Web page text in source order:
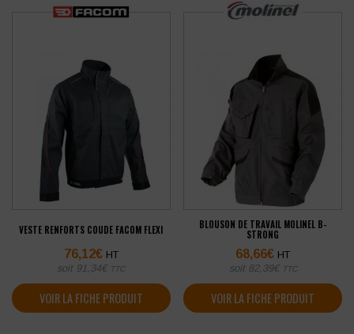
VESTE RENFORTS COUDE FACOM FLEXI
76,12€ HT
soit 91,34€ TTC
VOIR LA FICHE PRODUIT
BLOUSON DE TRAVAIL MOLINEL B-
STRONG
68,66€ HT
soit 82,39€ TTC
VOIR LA FICHE PRODUIT